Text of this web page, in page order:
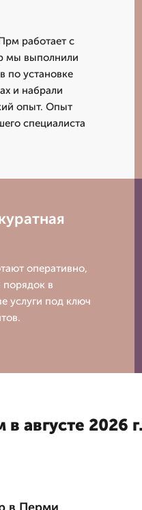
работает с
мы выполнили
по установке
и набрали
опыт. Опыт
специалиста
оперативно,
порядок в
услуги под ключ
августе 2026 г.